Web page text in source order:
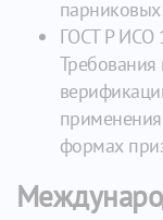
парниковых
ГОСТ Р ИСО
формах